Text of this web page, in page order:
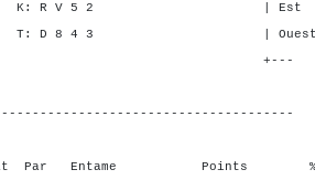
5 2 | Est 2 -
3 | Ouest 2 -
Par Entame Points %